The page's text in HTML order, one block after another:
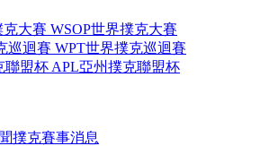
WSOP世界撲克大賽
WPT世界撲克巡迴賽
APL亞州撲克聯盟杯
撲克賽事消息